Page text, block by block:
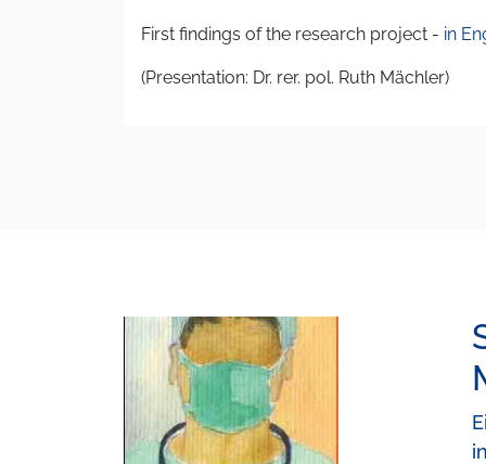
First findings of the research project - in
(Presentation: Dr. rer. pol. Ruth Mächler)